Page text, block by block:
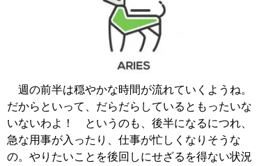
週の前半は穏やかな時間が流れていくようね。
だからといって、だらだらしているともったいな
いないわよ！ というのも、後半になるにつれ、
急な用事が入ったり、仕事が忙しくなりそうな
の。やりたいことを後回しにせざるを得ない状況